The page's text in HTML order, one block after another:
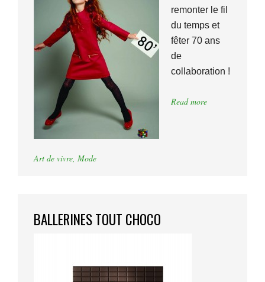
remonter le fil
du temps et
fêter 70 ans
de
collaboration !
Read more
Art de vivre, Mode
BALLERINES TOUT CHOCO